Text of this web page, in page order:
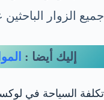
جميع الزوار
إليك أيضا :
تكلفة السياحة في